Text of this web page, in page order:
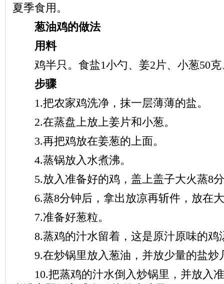
夏季食用。
葱油鸡的做法
用料
鸡半只。食盐1小勺、姜2片、小葱50克
步骤
1.把农家鸡洗净，抹一层薄薄的盐。
2.在蒸盘上放上姜片和小葱。
3.再把鸡放在姜葱的上面。
4.蒸锅放入水煮沸。
5.放入准备好的鸡，盖上盖子大火蒸8
6.蒸8分钟后，拿出放凉再斩件，放在
7.准备好葱粒。
8.蒸鸡的汁水留着，这是原汁原味的鸡
9.在炒锅里放入葱油，并放少量的盐炒
10.把蒸鸡的汁水倒入炒锅里，并放入